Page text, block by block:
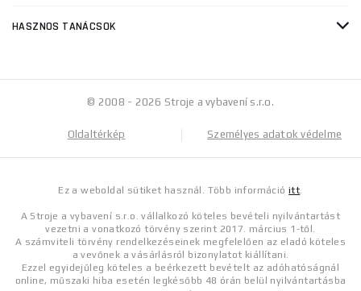
HASZNOS TANÁCSOK
© 2008 - 2026 Stroje a vybavení s.r.o.
Oldaltérkép Személyes adatok védelme
Ez a weboldal sütiket használ. Több információitt.
A Stroje a vybavení s.r.o. vállalkozó köteles bevételi nyilvántartást
vezetni a vonatkozó törvény szerint 2017. március 1-től.
A számviteli törvény rendelkezéseinek megfelelően az eladó köteles
a vevőnek a vásárlásról bizonylatot kiállítani.
Ezzel egyidejűleg köteles a beérkezett bevételt az adóhatóságnál
online, műszaki hiba esetén legkésőbb 48 órán belül nyilvántartásba